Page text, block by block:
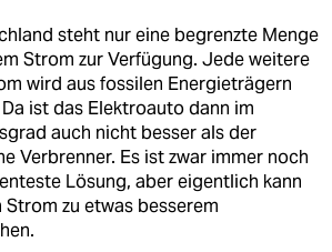
steht nur eine begrenzte Menge
Strom zur Verfügung. Jede weitere
wird aus fossilen Energieträgern
ist das Elektroauto dann im
auch nicht besser als der
Verbrenner. Es ist zwar immer noch
Lösung, aber eigentlich kann
Strom zu etwas besserem